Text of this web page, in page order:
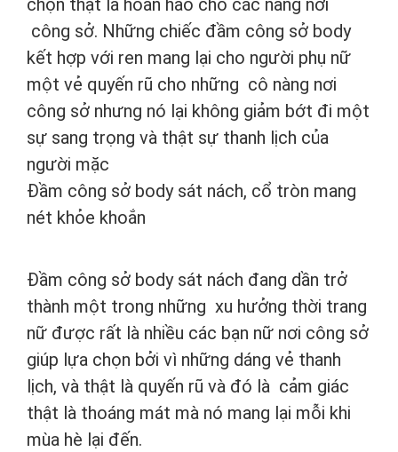
chọn thật là hoàn hảo cho các nàng nơi
công sở. Những chiếc đầm công sở body
kết hợp với ren mang lại cho người phụ nữ
một vẻ quyến rũ cho những cô nàng nơi
công sở nhưng nó lại không giảm bớt đi một
sự sang trọng và thật sự thanh lịch của
người mặc
Đầm công sở body sát nách, cổ tròn mang
nét khỏe khoắn
Đầm công sở body sát nách đang dần trở
thành một trong những xu hưởng thời trang
nữ được rất là nhiều các bạn nữ nơi công sở
giúp lựa chọn bởi vì những dáng vẻ thanh
lịch, và thật là quyến rũ và đó là cảm giác
thật là thoáng mát mà nó mang lại mỗi khi
mùa hè lại đến.